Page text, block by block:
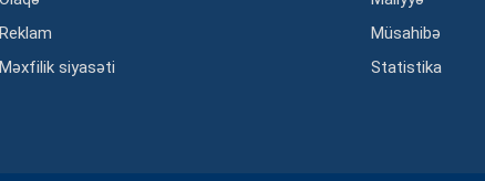
Reklam
Məxfilik siyasəti
Müsahibə
Statistika